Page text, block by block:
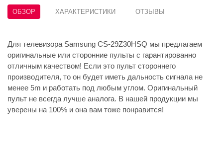
ОБЗОР ХАРАКТЕРИСТИКИ ОТЗЫВЫ
Для телевизора Samsung CS-29Z30HSQ мы предлагаем
оригинальные или сторонние пульты с гарантированно
отличным качеством! Если это пульт стороннего
производителя, то он будет иметь дальность сигнала не
менее 5m и работать под любым углом. Оригинальный
пульт не всегда лучше аналога. В нашей продукции мы
уверены на 100% и она вам тоже понравится!